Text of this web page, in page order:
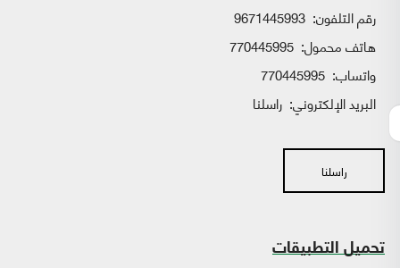
رقم التلفون: 9671445993
هاتف محمول: 770445995
واتساب:
البريد الإلكتروني: راسلنا
راسلنا
تحميل التطبيقات